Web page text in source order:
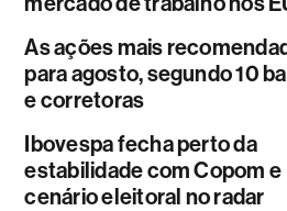
As ações mais
para agosto, segundo 10
e corretoras
Ibovespa fecha perto da
estabilidade com Copom e
cenário eleitoral no radar